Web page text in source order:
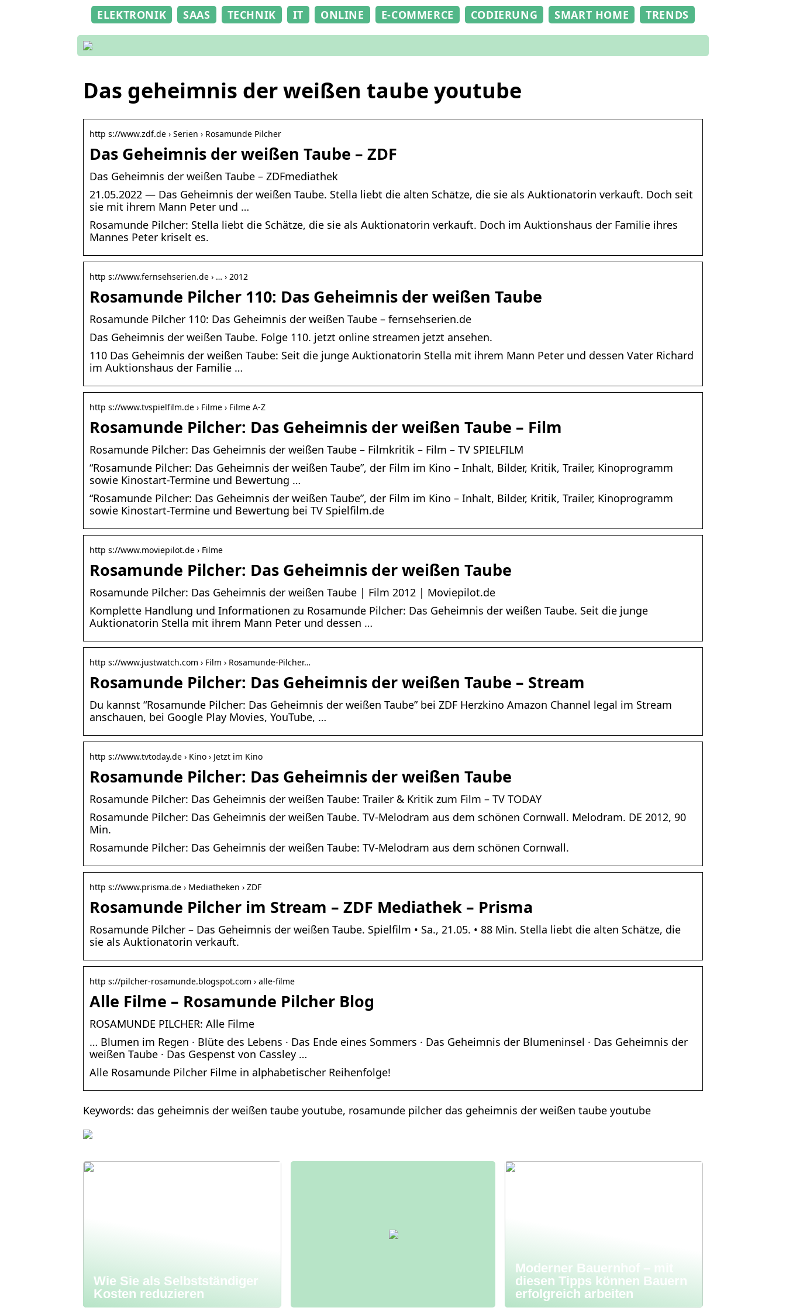
ELEKTRONIK SAAS TECHNIK IT ONLINE E-COMMERCE CODIERUNG SMART HOME TRENDS
Das geheimnis der weißen taube youtube
http s://www.zdf.de › Serien › Rosamunde Pilcher
Das Geheimnis der weißen Taube – ZDF
Das Geheimnis der weißen Taube – ZDFmediathek
21.05.2022 — Das Geheimnis der weißen Taube. Stella liebt die alten Schätze, die sie als Auktionatorin verkauft. Doch seit
sie mit ihrem Mann Peter und …
Rosamunde Pilcher: Stella liebt die Schätze, die sie als Auktionatorin verkauft. Doch im Auktionshaus der Familie ihres
Mannes Peter kriselt es.
http s://www.fernsehserien.de › … › 2012
Rosamunde Pilcher 110: Das Geheimnis der weißen Taube
Rosamunde Pilcher 110: Das Geheimnis der weißen Taube – fernsehserien.de
Das Geheimnis der weißen Taube. Folge 110. jetzt online streamen jetzt ansehen.
110 Das Geheimnis der weißen Taube: Seit die junge Auktionatorin Stella mit ihrem Mann Peter und dessen Vater Richard
im Auktionshaus der Familie …
http s://www.tvspielfilm.de › Filme › Filme A-Z
Rosamunde Pilcher: Das Geheimnis der weißen Taube – Film
Rosamunde Pilcher: Das Geheimnis der weißen Taube – Filmkritik – Film – TV SPIELFILM
“Rosamunde Pilcher: Das Geheimnis der weißen Taube”, der Film im Kino – Inhalt, Bilder, Kritik, Trailer, Kinoprogramm
sowie Kinostart-Termine und Bewertung …
“Rosamunde Pilcher: Das Geheimnis der weißen Taube”, der Film im Kino – Inhalt, Bilder, Kritik, Trailer, Kinoprogramm
sowie Kinostart-Termine und Bewertung bei TV Spielfilm.de
http s://www.moviepilot.de › Filme
Rosamunde Pilcher: Das Geheimnis der weißen Taube
Rosamunde Pilcher: Das Geheimnis der weißen Taube | Film 2012 | Moviepilot.de
Komplette Handlung und Informationen zu Rosamunde Pilcher: Das Geheimnis der weißen Taube. Seit die junge
Auktionatorin Stella mit ihrem Mann Peter und dessen …
http s://www.justwatch.com › Film › Rosamunde-Pilcher…
Rosamunde Pilcher: Das Geheimnis der weißen Taube – Stream
Du kannst “Rosamunde Pilcher: Das Geheimnis der weißen Taube” bei ZDF Herzkino Amazon Channel legal im Stream
anschauen, bei Google Play Movies, YouTube, …
http s://www.tvtoday.de › Kino › Jetzt im Kino
Rosamunde Pilcher: Das Geheimnis der weißen Taube
Rosamunde Pilcher: Das Geheimnis der weißen Taube: Trailer & Kritik zum Film – TV TODAY
Rosamunde Pilcher: Das Geheimnis der weißen Taube. TV-Melodram aus dem schönen Cornwall. Melodram. DE 2012, 90
Min.
Rosamunde Pilcher: Das Geheimnis der weißen Taube: TV-Melodram aus dem schönen Cornwall.
http s://www.prisma.de › Mediatheken › ZDF
Rosamunde Pilcher im Stream – ZDF Mediathek – Prisma
Rosamunde Pilcher – Das Geheimnis der weißen Taube. Spielfilm • Sa., 21.05. • 88 Min. Stella liebt die alten Schätze, die
sie als Auktionatorin verkauft.
http s://pilcher-rosamunde.blogspot.com › alle-filme
Alle Filme – Rosamunde Pilcher Blog
ROSAMUNDE PILCHER: Alle Filme
… Blumen im Regen · Blüte des Lebens · Das Ende eines Sommers · Das Geheimnis der Blumeninsel · Das Geheimnis der
weißen Taube · Das Gespenst von Cassley …
Alle Rosamunde Pilcher Filme in alphabetischer Reihenfolge!
Keywords: das geheimnis der weißen taube youtube, rosamunde pilcher das geheimnis der weißen taube youtube
Wie Sie als Selbstständiger
Kosten reduzieren
Moderner Bauernhof – mit
diesen Tipps können Bauern
erfolgreich arbeiten